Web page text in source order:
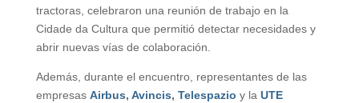
tractoras, celebraron una reunión de trabajo en la
Cidade da Cultura que permitió detectar necesidades y
abrir nuevas vías de colaboración.
Además, durante el encuentro, representantes de las
empresas Airbus, Avincis, Telespazio y la UTE